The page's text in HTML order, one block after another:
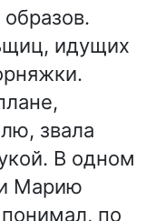
идущих
звала
В одном
и Марию
по